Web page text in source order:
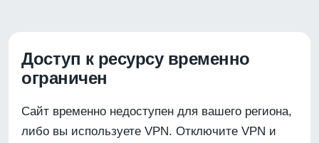
Доступ к ресурсу временно
ограничен
Сайт временно недоступен для вашего региона,
либо вы используете VPN. Отключите VPN и